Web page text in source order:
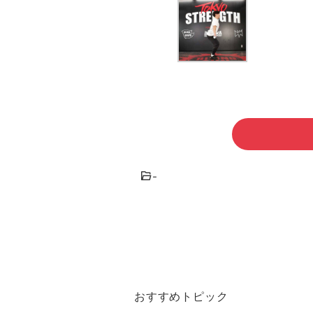
-
おすすめトピック